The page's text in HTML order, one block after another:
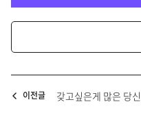
이전글 갖고싶은게 많은 당